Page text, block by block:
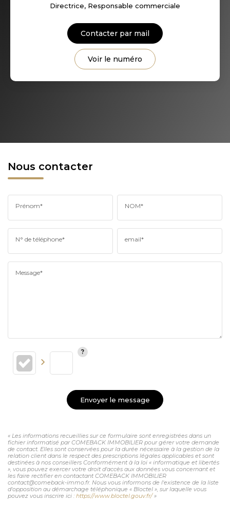
Directrice, Responsable commerciale
Contacter par mail
Voir le numéro
Nous contacter
Prénom* NOM*
N° de téléphone* email*
Message*
Envoyer le message
« Les informations recueillies sur ce formulaire sont enregistrées dans un
fichier informatisé par COMEBACK IMMOBILIER pour gérer votre demande
de contact. Elles sont conservées pour la durée nécessaire à la gestion de la
relation client dans le respect des prescriptions légales applicables et sont
destinées à nos conseillers Conformément à la loi « informatique et libertés
», vous pouvez exercer votre droit d'accès aux données vous concernant et
les faire rectifier en contactant COMEBACK IMMOBILIER
contact@comeback-immo.fr. Nous vous informons de l'existence de la liste
d'opposition au démarchage téléphonique « Bloctel », sur laquelle vous
pouvez vous inscrire ici : https://www.bloctel.gouv.fr/»